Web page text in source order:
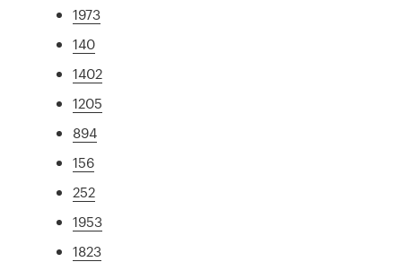
1973
140
1402
1205
894
156
252
1953
1823